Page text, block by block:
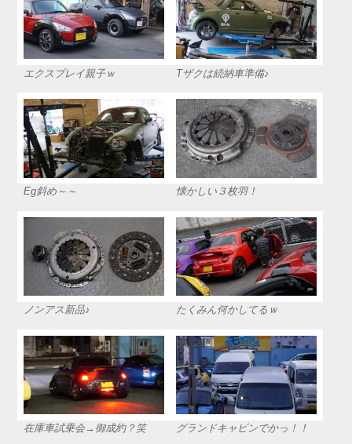
エクスプレイ親子ｗ Tザクは続納車準備♪
Eg斜め～～ 懐かしい３枚羽！
ノンアス新品♪ たくみん何かしてるｗ
在庫車試乗会→御成約？笑 グランドキャビンでかっ！！